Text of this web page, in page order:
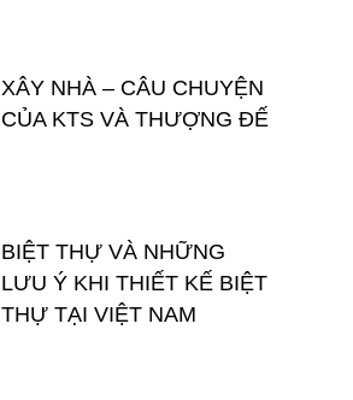
XÂY NHÀ – CÂU CHUYỆN
CỦA KTS VÀ THƯỢNG ĐẾ
BIỆT THỰ VÀ NHỮNG
LƯU Ý KHI THIẾT KẾ BIỆT
THỰ TẠI VIỆT NAM